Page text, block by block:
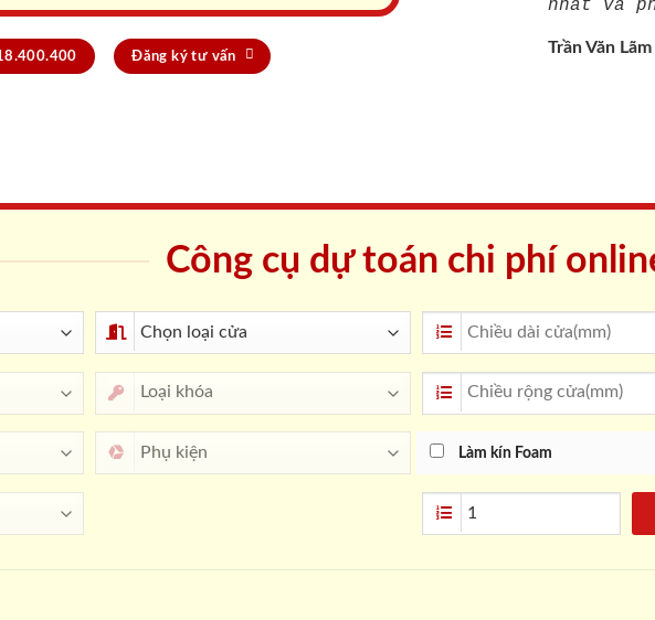
Đăng ký tư vấn
nhất và
Trần Văn Lãm
Công cụ dự toán chi phí
Làm kín Foam